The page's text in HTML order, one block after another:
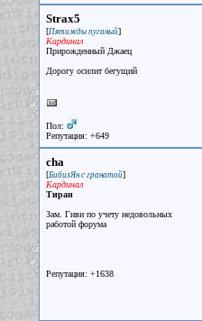
Strax5
[Пятижды пуганый]
Кардинал
Прирожденный Джаец
Дорогу осилит бегущий
Пол:
Репутация: +649
cha
[БибизЯн с гранатой]
Кардинал
Тиран
Зам. Гиви по учету недовольных
работой форума
Репутация: +1638